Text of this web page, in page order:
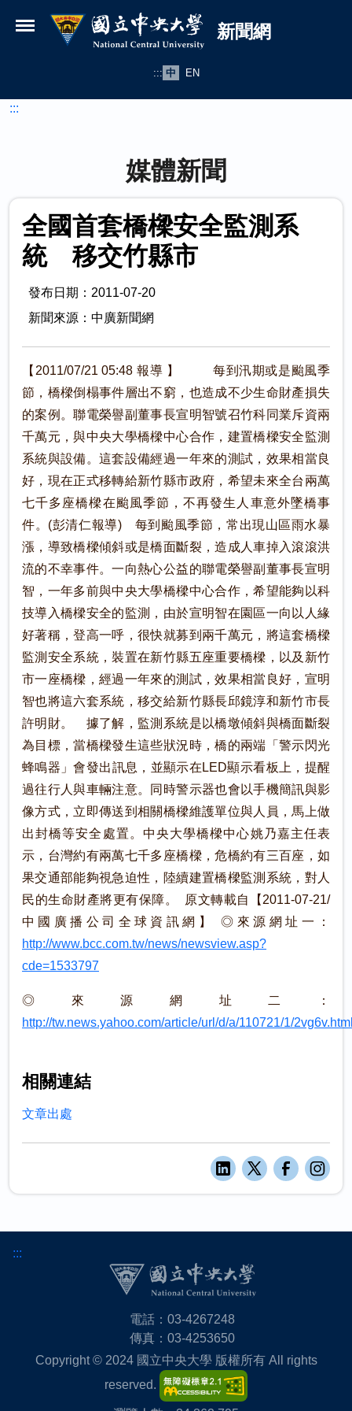
國立中央大學新聞網
新聞網
::: 中 EN
:::
媒體新聞
全國首套橋樑安全監測系
統 移交竹縣市
發布日期：2011-07-20
新聞來源：中廣新聞網
【2011/07/21 05:48 報導 】 每到汛期或是颱風季
節，橋樑倒榻事件層出不窮，也造成不少生命財產損失
的案例。聯電榮譽副董事長宣明智號召竹科同業斥資兩
千萬元，與中央大學橋樑中心合作，建置橋樑安全監測
系統與設備。這套設備經過一年來的測試，效果相當良
好，現在正式移轉給新竹縣市政府，希望未來全台兩萬
七千多座橋樑在颱風季節，不再發生人車意外墜橋事
件。(彭清仁報導) 每到颱風季節，常出現山區雨水暴
漲，導致橋樑傾斜或是橋面斷裂，造成人車掉入滾滾洪
流的不幸事件。一向熱心公益的聯電榮譽副董事長宣明
智，一年多前與中央大學橋樑中心合作，希望能夠以科
技導入橋樑安全的監測，由於宣明智在園區一向以人緣
好著稱，登高一呼，很快就募到兩千萬元，將這套橋樑
監測安全系統，裝置在新竹縣五座重要橋樑，以及新竹
市一座橋樑，經過一年來的測試，效果相當良好，宣明
智也將這六套系統，移交給新竹縣長邱鏡淳和新竹市長
許明財。 據了解，監測系統是以橋墩傾斜與橋面斷裂
為目標，當橋樑發生這些狀況時，橋的兩端「警示閃光
蜂鳴器」會發出訊息，並顯示在LED顯示看板上，提醒
過往行人與車輛注意。同時警示器也會以手機簡訊與影
像方式，立即傳送到相關橋樑維護單位與人員，馬上做
出封橋等安全處置。中央大學橋樑中心姚乃嘉主任表
示，台灣約有兩萬七千多座橋樑，危橋約有三百座，如
果交通部能夠視急迫性，陸續建置橋樑監測系統，對人
民的生命財產將更有保障。 原文轉載自【2011-07-21/
中國廣播公司全球資訊網】 ◎來源網址一：
http://www.bcc.com.tw/news/newsview.asp?
cde=1533797
◎來源網址二：
http://tw.news.yahoo.com/article/url/d/a/110721/1/
相關連結
文章出處
:::
電話：03-4267248
傳真：03-4253650
Copyright © 2024 國立中央大學 版權所有 All rights
reserved.